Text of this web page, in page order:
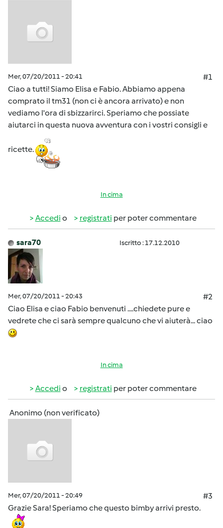
Mer, 07/20/2011 - 20:41
#1
Ciao a tutti! Siamo Elisa e Fabio. Abbiamo appena
comprato il tm31 (non ci è ancora arrivato) e non
vediamo l'ora di sbizzarirci. Speriamo che possiate
aiutarci in questa nuova avventura con i vostri consigli e
ricette.
In cima
Accedi o registrati per poter commentare
sara70 Iscritto : 17.12.2010
Mer, 07/20/2011 - 20:43
#2
Ciao Elisa e ciao Fabio benvenuti ....chiedete pure e
vedrete che ci sarà sempre qualcuno che vi aiuterà... ciao
In cima
Accedi o registrati per poter commentare
Anonimo (non verificato)
Mer, 07/20/2011 - 20:49
#3
Grazie Sara! Speriamo che questo bimby arrivi presto.